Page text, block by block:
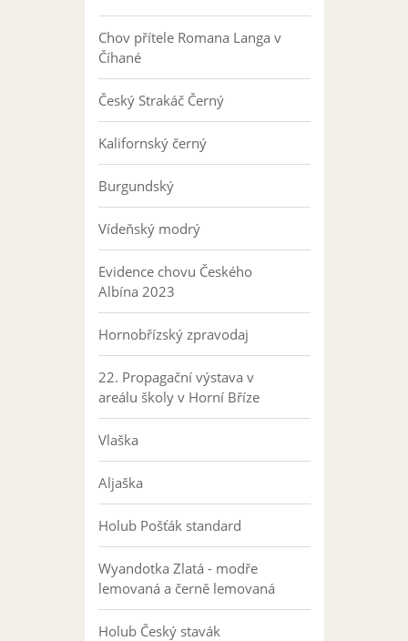
Chov přítele Romana Langa v
Číhané
Český Strakáč Černý
Kalifornský černý
Burgundský
Vídeňský modrý
Evidence chovu Českého
Albína 2023
Hornobřízský zpravodaj
22. Propagační výstava v
areálu školy v Horní Bříze
Vlaška
Aljaška
Holub Pošťák standard
Wyandotka Zlatá - modře
lemovaná a černě lemovaná
Holub Český stavák